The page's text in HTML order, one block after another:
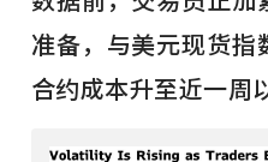
准备，与美元现货
合约成本升至近一周